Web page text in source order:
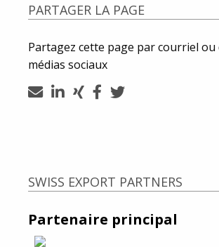
PARTAGER LA PAGE
Partagez cette page par courriel ou
médias sociaux
SWISS EXPORT PARTNERS
Partenaire principal